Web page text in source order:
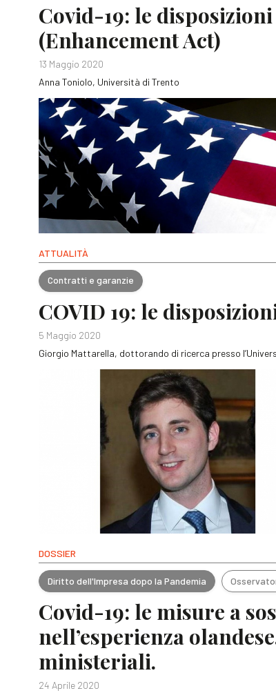
Covid-19: le
(Enhancement Act)
13 Maggio 2020
Anna Toniolo, Università di Trento
ATTUALITÀ
Contratti e garanzie
COVID 19: le
5 Maggio 2020
Giorgio Mattarella, dottorando di ricerca presso
DOSSIER
Diritto dell'Impresa dopo la Pandemia
Covid-19: le misure a
nell’esperienza
ministeriali.
24 Aprile 2020